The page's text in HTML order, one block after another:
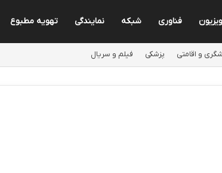
فناوری شبکه نمایندگی تهویه مطبوع
و اقامتی پزشکی فیلم و سریال